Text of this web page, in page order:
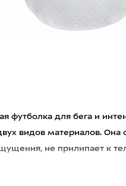
футболка для бега и
видов материалов. Она
не прилипает к